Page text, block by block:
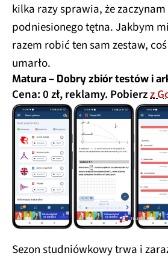
kilka razy sprawia, że
podniesionego tętna. Jakbym
razem robić ten sam zestaw,
umarło.
Matura – Dobry zbiór testów i
Cena: 0 zł, reklamy. Pobierzz
Sezon studniówkowy trwa i